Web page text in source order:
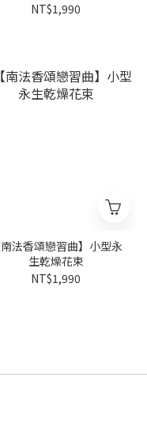
NT$1,990
南法香頌戀習曲】小型永
生乾燥花束
NT$1,990